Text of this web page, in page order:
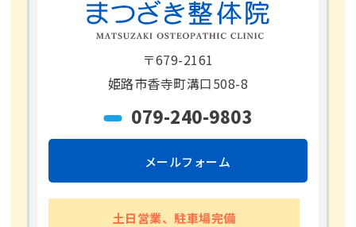
〒679-2161
姫路市香寺町溝口508-8
079-240-9803
メールフォーム
土日営業、駐車場完備